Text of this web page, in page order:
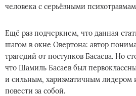
человека с серьёзными
Ещё раз подчеркнем, что данная
шагом в окне Овертона: автор
трагедий от поступков Басаева. Но
что Шамиль Басаев был
и сильным, харизматичным лидером
повести за собой.